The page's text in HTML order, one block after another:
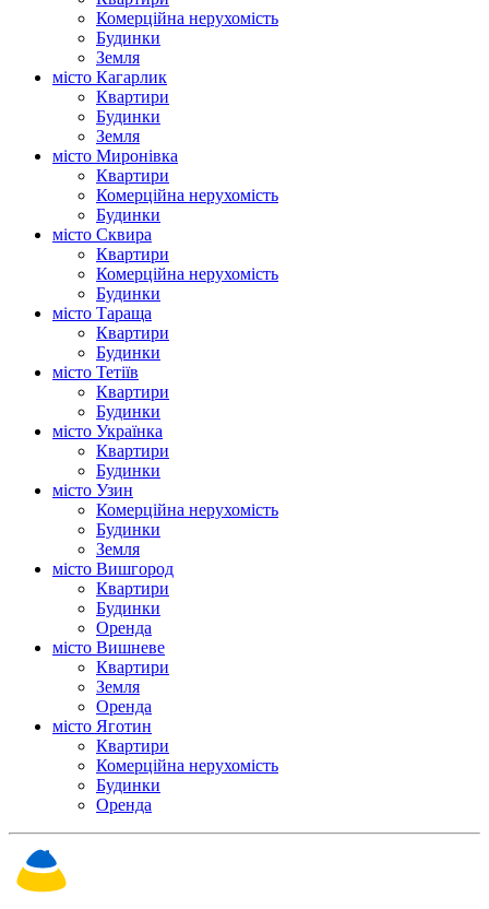
Комерційна нерухомість
Будинки
Земля
місто Кагарлик
Квартири
Будинки
Земля
місто Миронівка
Квартири
Комерційна нерухомість
Будинки
місто Сквира
Квартири
Комерційна нерухомість
Будинки
місто Тараща
Квартири
Будинки
місто Тетіїв
Квартири
Будинки
місто Українка
Квартири
Будинки
місто Узин
Комерційна нерухомість
Будинки
Земля
місто Вишгород
Квартири
Будинки
Оренда
місто Вишневе
Квартири
Земля
Оренда
місто Яготин
Квартири
Комерційна нерухомість
Будинки
Оренда